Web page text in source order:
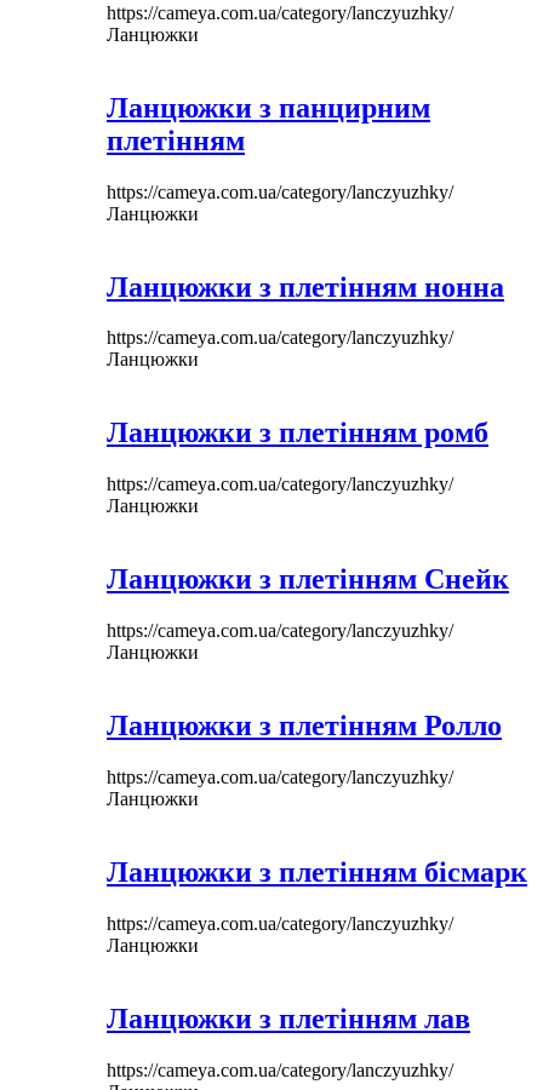
https://cameya.com.ua/category/lanczyuzhky/
Ланцюжки
Ланцюжки з панцирним
плетінням
https://cameya.com.ua/category/lanczyuzhky/
Ланцюжки
Ланцюжки з плетінням нонна
https://cameya.com.ua/category/lanczyuzhky/
Ланцюжки
Ланцюжки з плетінням ромб
https://cameya.com.ua/category/lanczyuzhky/
Ланцюжки
Ланцюжки з плетінням Снейк
https://cameya.com.ua/category/lanczyuzhky/
Ланцюжки
Ланцюжки з плетінням Ролло
https://cameya.com.ua/category/lanczyuzhky/
Ланцюжки
Ланцюжки з плетінням бісмарк
https://cameya.com.ua/category/lanczyuzhky/
Ланцюжки
Ланцюжки з плетінням лав
https://cameya.com.ua/category/lanczyuzhky/